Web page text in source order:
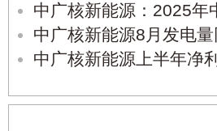
中广核新能源：2025
中广核新能源8月发电
中广核新能源上半年净